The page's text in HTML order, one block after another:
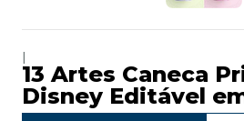
13 Artes Caneca
Disney Editável